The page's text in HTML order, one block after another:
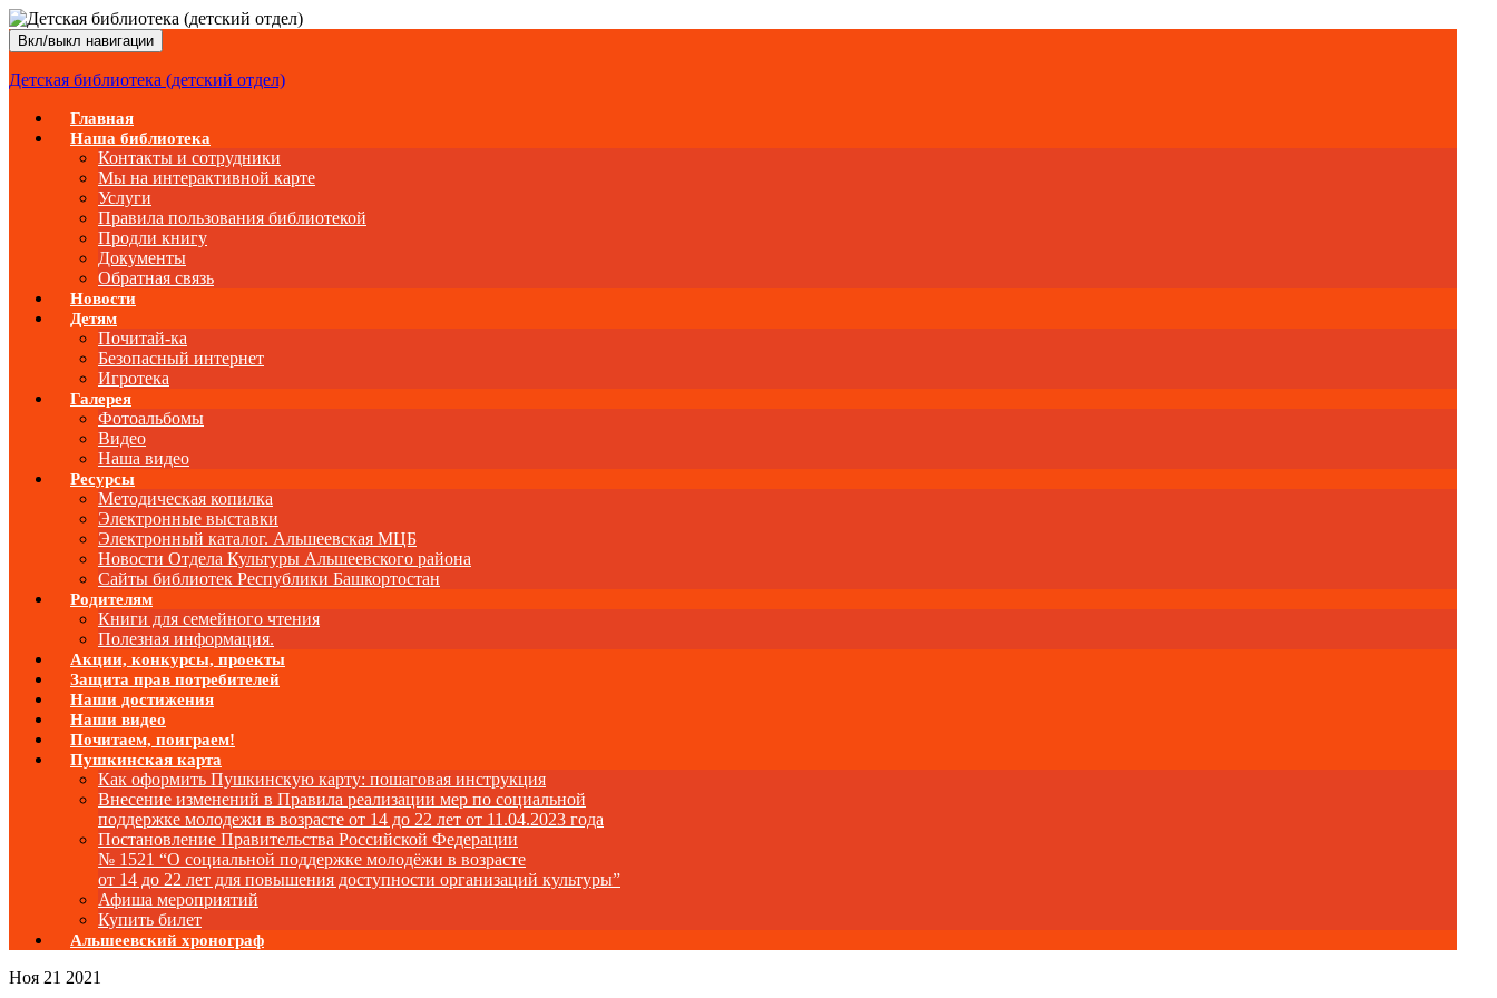
Вкл/выкл навигации
Детская библиотека (детский отдел)
Главная
Наша библиотека
Контакты и сотрудники
Мы на интерактивной карте
Услуги
Правила пользования библиотекой
Продли книгу
Документы
Обратная связь
Новости
Детям
Почитай-ка
Безопасный интернет
Игротека
Галерея
Фотоальбомы
Видео
Наша видео
Ресурсы
Методическая копилка
Электронные выставки
Электронный каталог. Альшеевская МЦБ
Новости Отдела Культуры Альшеевского района
Сайты библиотек Республики Башкортостан
Родителям
Книги для семейного чтения
Полезная информация.
Акции, конкурсы, проекты
Защита прав потребителей
Наши достижения
Наши видео
Почитаем, поиграем!
Пушкинская карта
Как оформить Пушкинскую карту: пошаговая инструкция
Внесение изменений в Правила реализации мер по социальной
поддержке молодежи в возрасте от 14 до 22 лет от 11.04.2023 года
Постановление Правительства Российской Федерации
№ 1521 “О социальной поддержке молодёжи в возрасте
от 14 до 22 лет для повышения доступности организаций культуры”
Афиша мероприятий
Купить билет
Альшеевский хронограф
Ноя 21 2021